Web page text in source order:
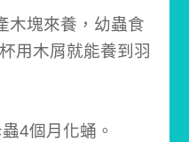
木塊來養，幼蟲食
用木屑就能養到羽
4個月化蛹。